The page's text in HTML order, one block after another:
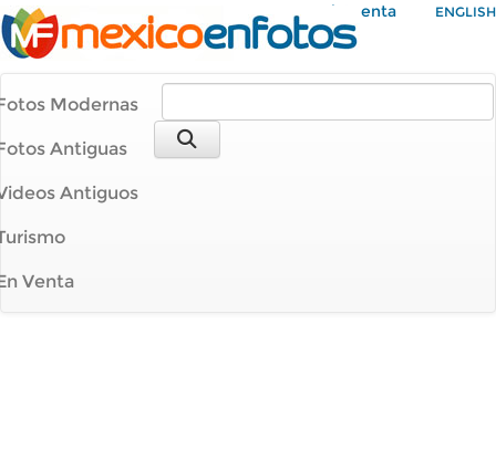
Mi Cuenta ENGLISH
Modernas
Antiguas
Antiguos
Venta